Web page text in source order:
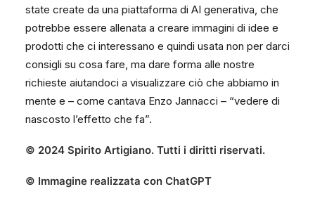
state create da una piattaforma di AI generativa, che
potrebbe essere allenata a creare immagini di idee e
prodotti che ci interessano e quindi usata non per darci
consigli su cosa fare, ma dare forma alle nostre
richieste aiutandoci a visualizzare ciò che abbiamo in
mente e – come cantava Enzo Jannacci – “vedere di
nascosto l’effetto che fa”.
© 2024 Spirito Artigiano. Tutti i diritti riservati.
© Immagine realizzata con ChatGPT